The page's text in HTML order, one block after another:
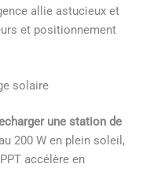
allie astucieux et
et positionnement
solaire
une station de
200 W en plein soleil,
accélère en